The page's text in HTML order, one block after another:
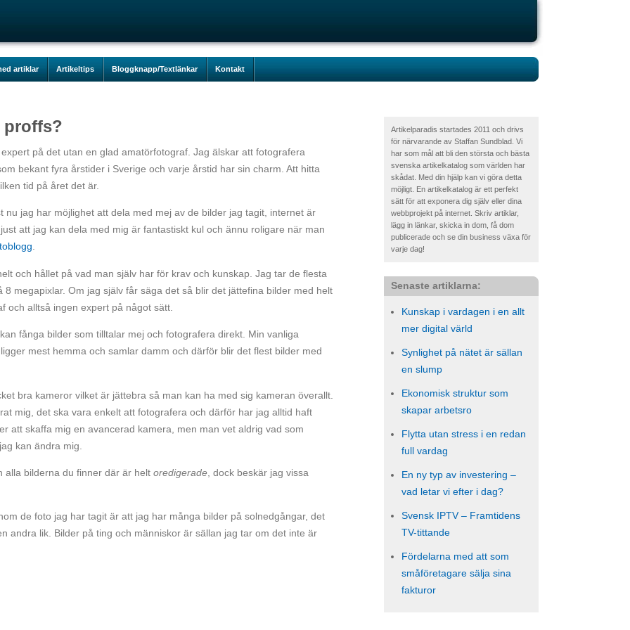
artiklar Artikeltips Bloggknapp/Textlänkar Kontakt
Artikelparadis startades 2011 och drivs
för närvarande av Staffan Sundblad. Vi
har som mål att bli den största och bästa
svenska artikelkatalog som världen har
skådat. Med din hjälp kan vi göra detta
möjligt. En artikelkatalog är ett perfekt
sätt för att exponera dig själv eller dina
webbprojekt på internet. Skriv artiklar,
lägg in länkar, skicka in dom, få dom
publicerade och se din business växa för
varje dag!
Senaste artiklarna:
Kunskap i vardagen i en allt
mer digital värld
Synlighet på nätet är sällan
en slump
Ekonomisk struktur som
skapar arbetsro
Flytta utan stress i en redan
full vardag
En ny typ av investering –
vad letar vi efter i dag?
Svensk IPTV – Framtidens
TV-tittande
Fördelarna med att som
småföretagare sälja sina
fakturor
proffs?
på det utan en glad amatörfotograf. Jag älskar att fotografera
bekant fyra årstider i Sverige och varje årstid har sin charm. Att hitta
tid på året det är.
jag har möjlighet att dela med mej av de bilder jag tagit, internet är
att jag kan dela med mig är fantastiskt kul och ännu roligare när man
.
och hållet på vad man själv har för krav och kunskap. Jag tar de flesta
megapixlar. Om jag själv får säga det så blir det jättefina bilder med helt
och alltså ingen expert på något sätt.
fånga bilder som tilltalar mej och fotografera direkt. Min vanliga
mest hemma och samlar damm och därför blir det flest bilder med
bra kameror vilket är jättebra så man kan ha med sig kameran överallt.
mig, det ska vara enkelt att fotografera och därför har jag alltid haft
att skaffa mig en avancerad kamera, men man vet aldrig vad som
kan ändra mig.
bilderna du finner där är helt oredigerade , dock beskär jag vissa
de foto jag har tagit är att jag har många bilder på solnedgångar, det
andra lik. Bilder på ting och människor är sällan jag tar om det inte är